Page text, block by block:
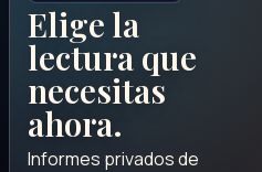
Elige la
lectura que
necesitas
ahora.
Informes privados de